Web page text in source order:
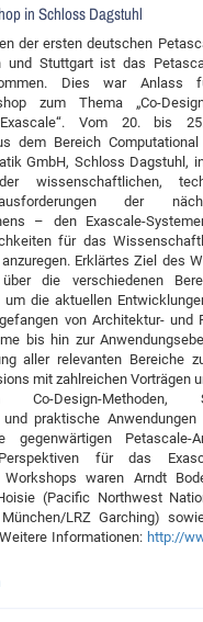
in Schloss Dagstuhl
der ersten deutschen
und Stuttgart ist das
Dies war Anlass
zum Thema „Co-
Vom 20. bis
dem Bereich
GmbH, Schloss Dagstuhl,
wissenschaftlichen,
der
– den Exascale-
für das
Erklärtes Ziel des
über die verschiedenen
um die aktuellen
von Architektur- und
bis hin zur
aller relevanten Bereiche
mit zahlreichen Vorträgen
Methoden,
und praktische Anwendungen
Petascale-
für das
Workshops waren Arndt
(Pacific Northwest
LRZ Garching)
Informationen: http://